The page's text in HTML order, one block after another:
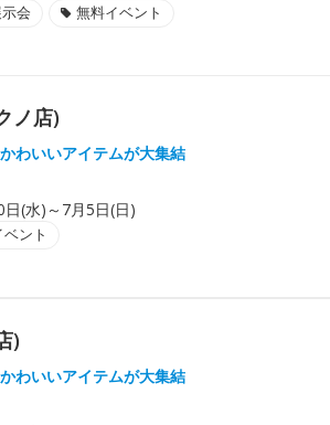
会 無料イベント
ノ店)
わいいアイテムが大集結
(水)～7月5日(日)
ント
)
わいいアイテムが大集結